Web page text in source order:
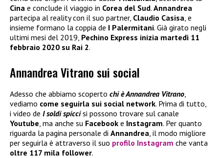
Cina e conclude il viaggio in Corea del Sud. Annandrea
partecipa al reality con il suo partner, Claudio Casisa, e
insieme formano la coppia de I Palermitani. Già girato negli
ultimi mesi del 2019, Pechino Express inizia martedì 11
febbraio 2020 su Rai 2.
Annandrea Vitrano sui social
Adesso che abbiamo scoperto chi è Annandrea Vitrano
vediamo come seguirla sui social network. Prima di tutto,
i video de I soldi spiccisi possono trovare sul canale
Youtube , ma anche su Facebook e Instagram. Per quanto
riguarda la pagina personale di Annandrea , il modo migliore
per seguirla è attraverso il suo profilo Instagram che vanta
oltre 117 mila follower.